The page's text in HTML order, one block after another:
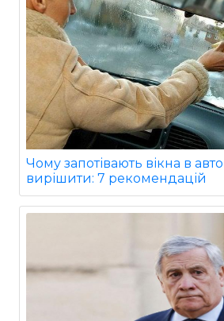
Чому запотівають вікна в
вирішити: 7 рекомендацій